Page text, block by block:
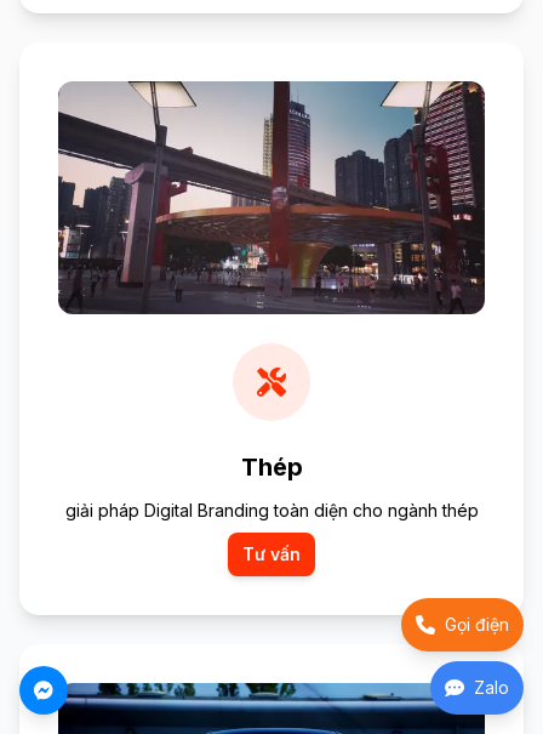
Thép
giải pháp Digital Branding toàn diện cho ngành thép
Tư vấn
Gọi điện
Zalo